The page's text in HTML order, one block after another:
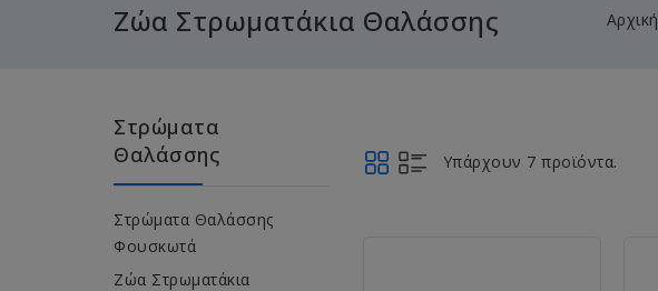
Ζώα Στρωματάκια Θαλάσσης Αρχική
Στρώματα
Θαλάσσης
Στρώματα Θαλάσσης
Φουσκωτά
Ζώα Στρωματάκια
Υπάρχουν 7 προϊόντα.